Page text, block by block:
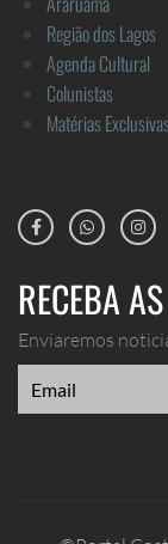
Região dos Lagos
Agenda Cultural
Colunistas
Matérias
RECEBA
Enviaremos